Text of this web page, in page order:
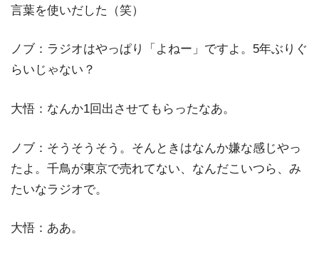
言葉を使いだした（笑）
ノブ：ラジオはやっぱり「よねー」ですよ。5年ぶりぐ
らいじゃない？
大悟：なんか1回出させてもらったなあ。
ノブ：そうそうそう。そんときはなんか嫌な感じやっ
たよ。千鳥が東京で売れてない、なんだこいつら、み
たいなラジオで。
大悟：ああ。